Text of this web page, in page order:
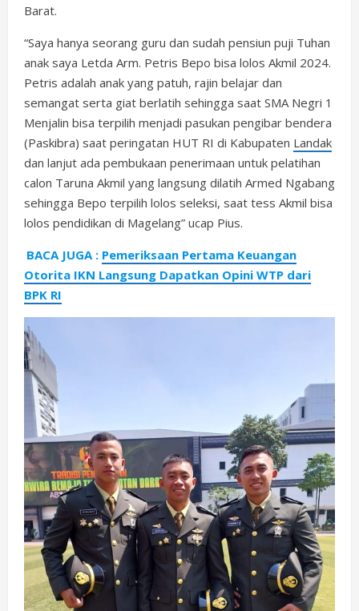
Barat.
“Saya hanya seorang guru dan sudah pensiun puji Tuhan
anak saya Letda Arm. Petris Bepo bisa lolos Akmil 2024.
Petris adalah anak yang patuh, rajin belajar dan
semangat serta giat berlatih sehingga saat SMA Negri 1
Menjalin bisa terpilih menjadi pasukan pengibar bendera
(Paskibra) saat peringatan HUT RI di Kabupaten Landak
dan lanjut ada pembukaan penerimaan untuk pelatihan
calon Taruna Akmil yang langsung dilatih Armed Ngabang
sehingga Bepo terpilih lolos seleksi, saat tess Akmil bisa
lolos pendidikan di Magelang” ucap Pius.
BACA JUGA : Pemeriksaan Pertama Keuangan
Otorita IKN Langsung Dapatkan Opini WTP dari
BPK RI